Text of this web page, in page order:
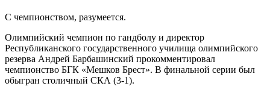
С чемпионством, разумеется.
Олимпийский чемпион по гандболу и директор
Республиканского государственного училища олимпийского
резерва Андрей Барбашинский прокомментировал
чемпионство БГК «Мешков Брест». В финальной серии был
обыгран столичный СКА (3-1).